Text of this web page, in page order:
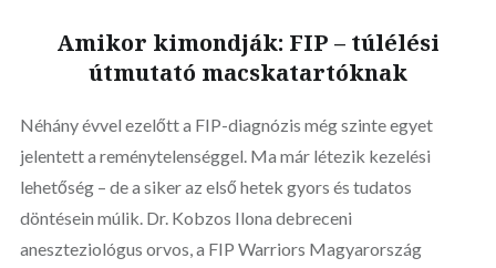
Amikor kimondják: FIP – túlélési
útmutató macskatartóknak
Néhány évvel ezelőtt a FIP-diagnózis még szinte egyet
jelentett a reménytelenséggel. Ma már létezik kezelési
lehetőség – de a siker az első hetek gyors és tudatos
döntésein múlik. Dr. Kobzos Ilona debreceni
aneszteziológus orvos, a FIP Warriors Magyarország